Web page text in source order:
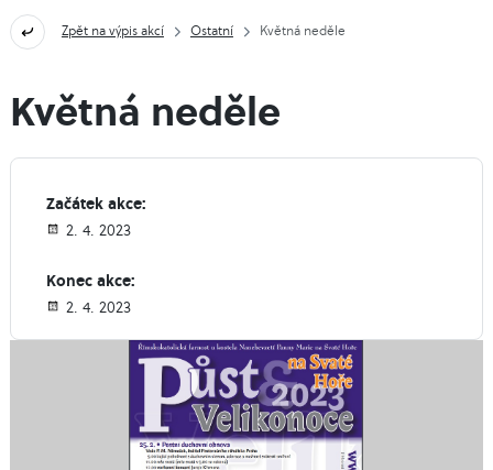
Zpět na výpis akcí Ostatní Květná neděle
Květná neděle
Začátek akce:
2. 4. 2023
Konec akce:
2. 4. 2023